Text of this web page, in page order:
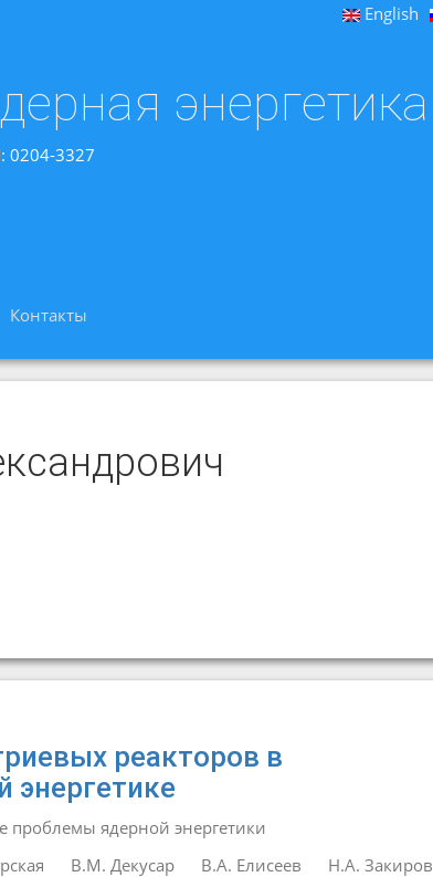
English
энергетика
0204-3327
Контакты
реакторов в
энергетике
проблемы ядерной энергетики
В.М. Декусар В.А. Елисеев
Н.А. Закиров